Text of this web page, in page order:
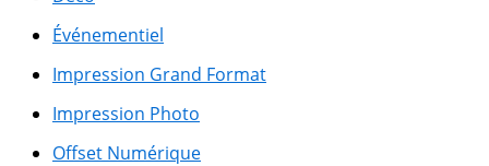
Événementiel
Impression Grand Format
Impression Photo
Offset Numérique